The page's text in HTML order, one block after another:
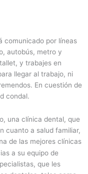
comunicado por líneas
autobús, metro y
y trabajes en
llegar al trabajo, ni
En cuestión de
condal.
una clínica dental, que
cuanto a salud familiar,
de las mejores clínicas
a su equipo de
que les